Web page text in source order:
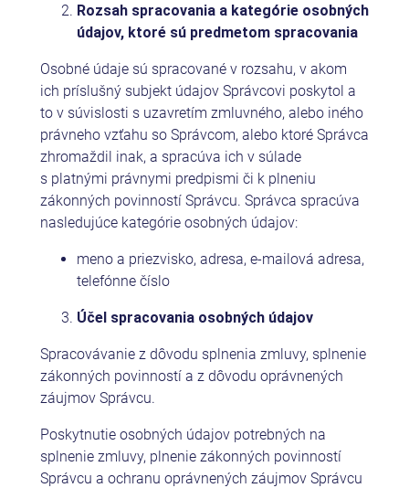
Rozsah spracovania a kategórie osobných
údajov, ktoré sú predmetom spracovania
Osobné údaje sú spracované v rozsahu, v akom
ich príslušný subjekt údajov Správcovi poskytol a
to v súvislosti s uzavretím zmluvného, alebo iného
právneho vzťahu so Správcom, alebo ktoré Správca
zhromaždil inak, a spracúva ich v súlade
s platnými právnymi predpismi či k plneniu
zákonných povinností Správcu. Správca spracúva
nasledujúce kategórie osobných údajov:
meno a priezvisko, adresa, e-mailová adresa,
telefónne číslo
Účel spracovania osobných údajov
Spracovávanie z dôvodu splnenia zmluvy, splnenie
zákonných povinností a z dôvodu oprávnených
záujmov Správcu.
Poskytnutie osobných údajov potrebných na
splnenie zmluvy, plnenie zákonných povinností
Správcu a ochranu oprávnených záujmov Správcu